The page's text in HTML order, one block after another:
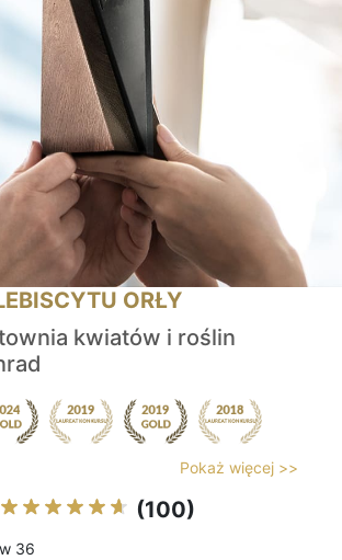
ORŁY
kwiatów i roślin
Pokaż więcej >>
(100)
36